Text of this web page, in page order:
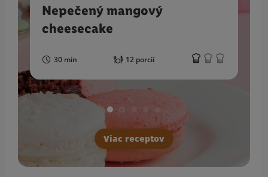
Nepečený mangový
cheesecake
30 min 12 porcií
Viac receptov